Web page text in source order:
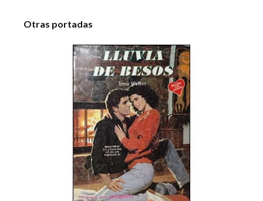
Otras portadas